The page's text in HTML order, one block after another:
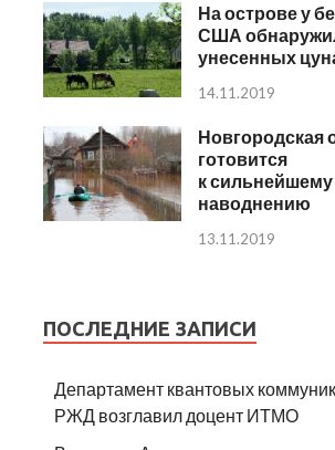
На острове у
США
унесенных
14.11.2019
Новгородская
готовится
к сильнейшему
наводнению
13.11.2019
ПОСЛЕДНИЕ ЗАПИСИ
Департамент квантовых
РЖД возглавил доцент ИТМО